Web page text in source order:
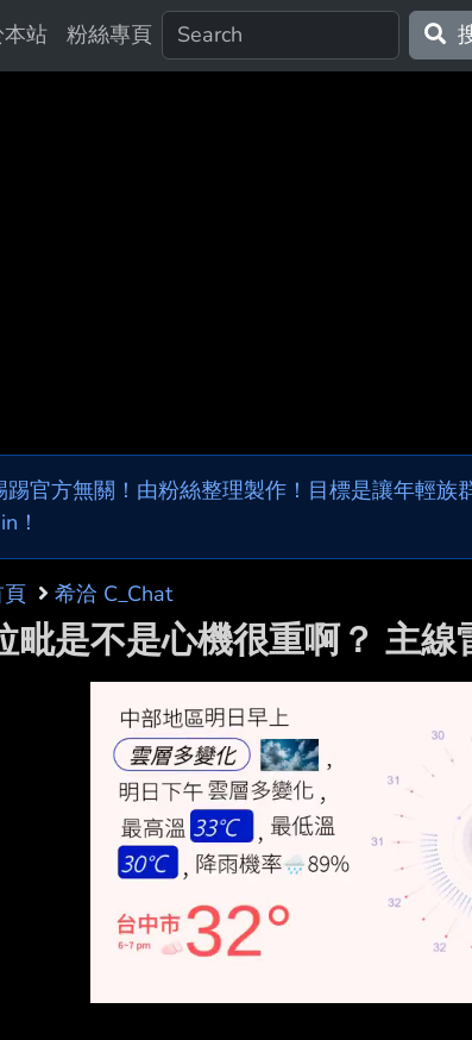
站 粉絲專頁
踢官方無關！由粉絲整理製作！目標是讓年輕族
！
頁 希洽 C_Chat
毗是不是心機很重啊？ 主線